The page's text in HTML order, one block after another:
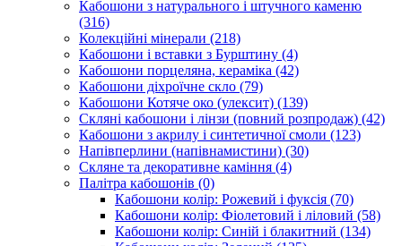
Кабошони з натурального і штучного каменю
(316)
Колекційні мінерали (218)
Кабошони і вставки з Бурштину (4)
Кабошони порцеляна, кераміка (42)
Кабошони діхроїчне скло (79)
Кабошони Котяче око (улексит) (139)
Скляні кабошони і лінзи (повний розпродаж) (42)
Кабошони з акрилу і синтетичної смоли (123)
Напівперлини (напівнамистини) (30)
Скляне та декоративне каміння (4)
Палітра кабошонів (0)
Кабошони колір: Рожевий і фуксія (70)
Кабошони колір: Фіолетовий і ліловий (58)
Кабошони колір: Синій і блакитний (134)